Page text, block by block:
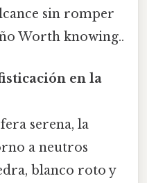
sin romper
Worth knowing..
en la
serena, la
a neutros
blanco roto y